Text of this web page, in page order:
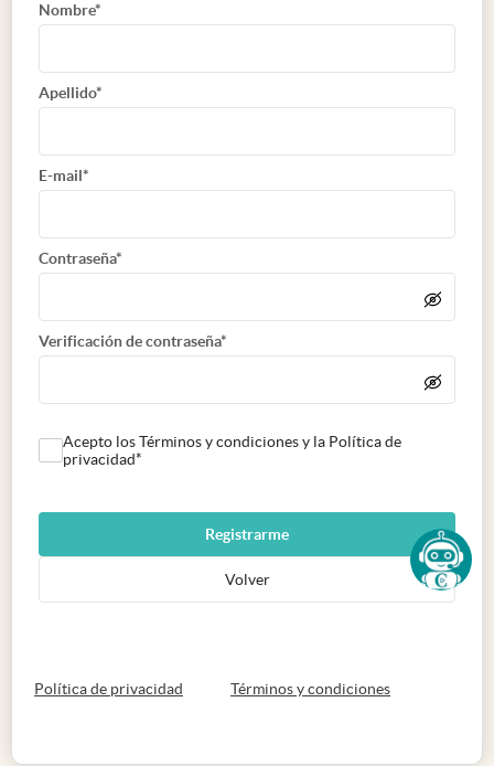
Nombre*
Apellido*
E-mail*
Contraseña*
Verificación de contraseña*
Acepto los Términos y condiciones y la Política de
privacidad*
Registrarme
Volver
Política de privacidad abre en nueva pestaña
Términos y condicionesabre en nueva